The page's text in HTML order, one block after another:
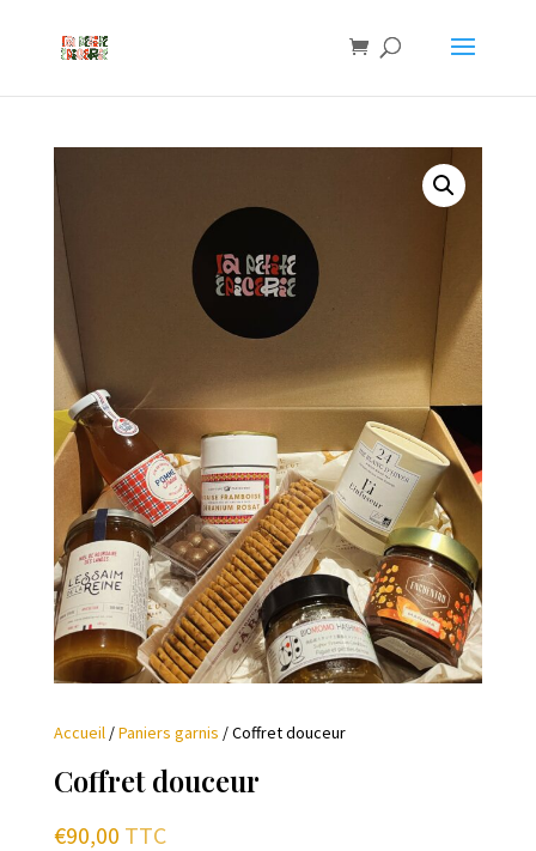
Accueil/Paniers garnis / Coffret douceur
Coffret douceur
€90,00 TTC